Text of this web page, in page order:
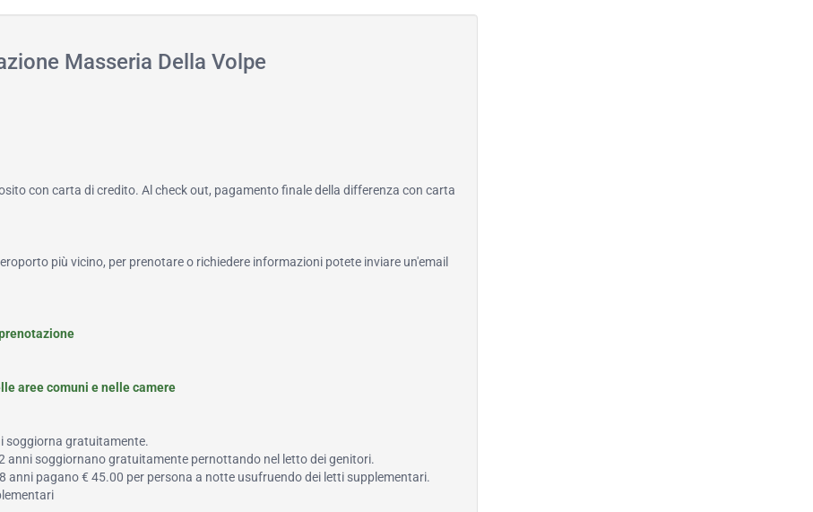
Masseria Della Volpe
con carta di credito. Al check out, pagamento finale della differenza con carta
più vicino, per prenotare o richiedere informazioni potete inviare un'email
aree comuni e nelle camere
soggiorna gratuitamente.
anni soggiornano gratuitamente pernottando nel letto dei genitori.
anni pagano € 45.00 per persona a notte usufruendo dei letti supplementari.